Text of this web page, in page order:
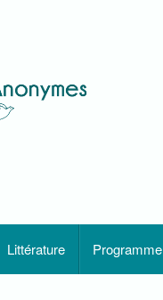
Littérature Programme